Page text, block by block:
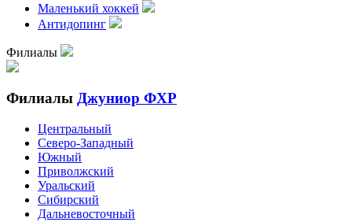
Маленький хоккей
Антидопинг
Филиалы
Филиалы Джуниор ФХР
Центральный
Северо-Западный
Южный
Приволжский
Уральский
Сибирский
Дальневосточный